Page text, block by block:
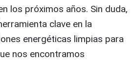
los próximos años. Sin duda,
clave en la
energéticas limpias para
nos encontramos